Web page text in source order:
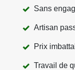
Sans
Artisan
Prix
Travail de